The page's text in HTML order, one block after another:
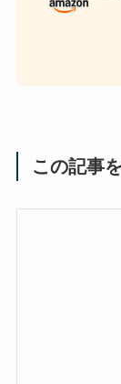
この記事